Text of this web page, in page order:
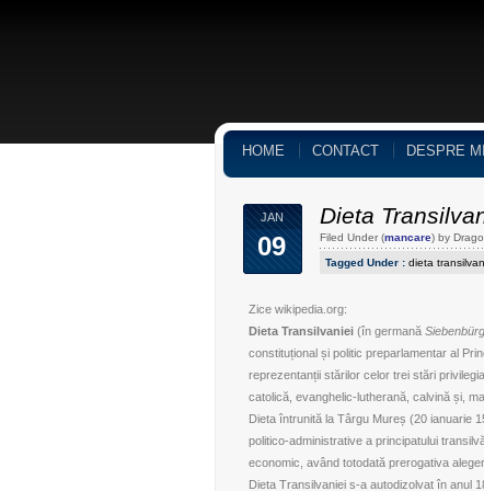
HOME CONTACT DESPRE
JAN
09
Dieta
Filed Under (mancare) by
Tagged Under : dieta
Zice wikipedia.org:
Dieta Transilvaniei(în germană
constituțional și politic preparlamentar al
reprezentanții stărilor celor trei stări
catolică, evanghelic-lutherană, calvină și,
Dieta întrunită la Târgu Mureș (20 ianuarie
politico-administrative a principatului
economic, având totodată prerogativa
Dieta Transilvaniei s-a autodizolvat în anul